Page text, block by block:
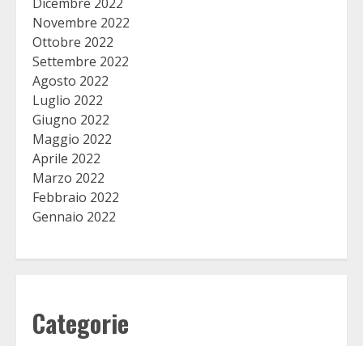
Novembre 2022
Ottobre 2022
Settembre 2022
Agosto 2022
Luglio 2022
Giugno 2022
Maggio 2022
Aprile 2022
Marzo 2022
Febbraio 2022
Gennaio 2022
Categorie